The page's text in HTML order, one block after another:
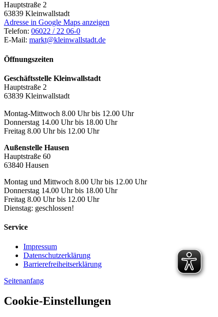
Hauptstraße 2
63839 Kleinwallstadt
Adresse in Google Maps anzeigen
Telefon: 06022 / 22 06-0
E-Mail: markt@kleinwallstadt.de
Öffnungszeiten
Geschäftsstelle Kleinwallstadt
Hauptstraße 2
63839 Kleinwallstadt
Montag-Mittwoch 8.00 Uhr bis 12.00 Uhr
Donnerstag 14.00 Uhr bis 18.00 Uhr
Freitag 8.00 Uhr bis 12.00 Uhr
Außenstelle Hausen
Hauptstraße 60
63840 Hausen
Montag und Mittwoch 8.00 Uhr bis 12.00 Uhr
Donnerstag 14.00 Uhr bis 18.00 Uhr
Freitag 8.00 Uhr bis 12.00 Uhr
Dienstag: geschlossen!
Service
Impressum
Datenschutzerklärung
Barrierefreiheitserklärung
Seitenanfang
Cookie-Einstellungen